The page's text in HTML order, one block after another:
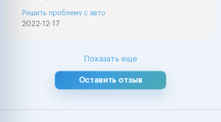
2022-12-17
Решить проблему с авто
Показать еще
Оставить отзыв